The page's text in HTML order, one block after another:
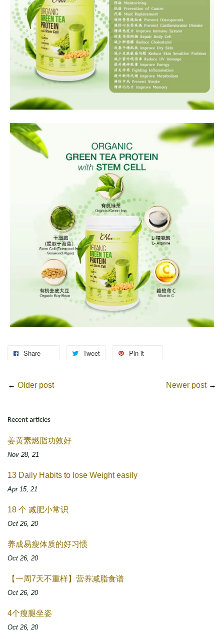
Share Tweet Pin it
← Older post Newer post→
Recent articles
姜黄素燃脂功效好
Nov 28, 21
13 Daily Habits to lose Weight easily
Apr 15, 21
18 个 减肥小常识
Oct 26, 20
养成易瘦体质的好习惯
Oct 26, 20
【一周7天不重样】营养减脂食谱
Oct 26, 20
4个瘦腿坐姿
Oct 26, 20